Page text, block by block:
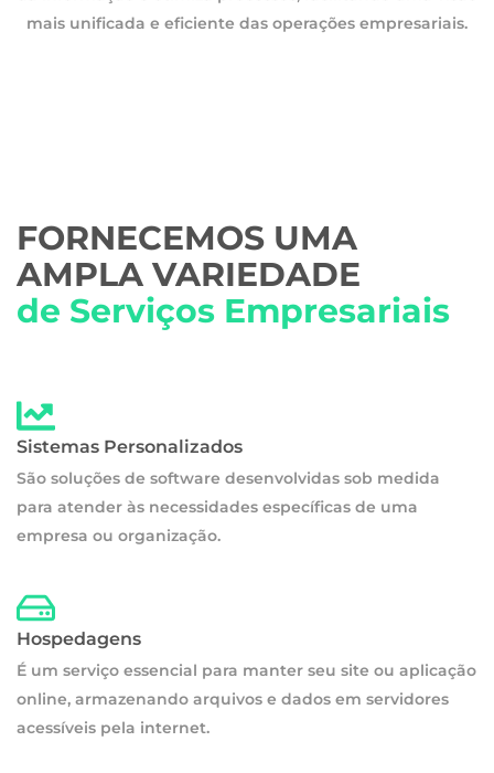
mais unificada e eficiente das operações empresariais.
FORNECEMOS UMA
AMPLA VARIEDADE
de Serviços Empresariais
Sistemas Personalizados
São soluções de software desenvolvidas sob medida
para atender às necessidades específicas de uma
empresa ou organização.
Hospedagens
É um serviço essencial para manter seu site ou aplicação
online, armazenando arquivos e dados em servidores
acessíveis pela internet.